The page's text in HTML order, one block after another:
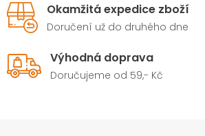
Okamžitá expedice zboží
Doručení už do druhého dne
Výhodná doprava
Doručujeme od 59,- Kč